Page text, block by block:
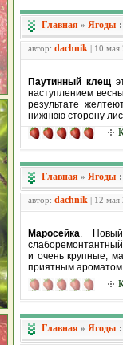
Главная » Ягоды
автор: dachnik | 10
Паутинный клещ
наступлением
результате
нижнюю сторону
Главная » Ягоды
автор: dachnik | 12
Маросейка. Новый
и очень крупные,
приятным
Главная » Ягоды